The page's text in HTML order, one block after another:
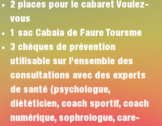
2 places pour le cabaret Voulez-
vous
1 sac Cabaia de Faure Toursme
3 chèques de prévention
utilisable sur l'ensemble des
consultations avec des experts
de santé (psychologue,
diététicien, coach sportif, coach
numérique, sophrologue, care-